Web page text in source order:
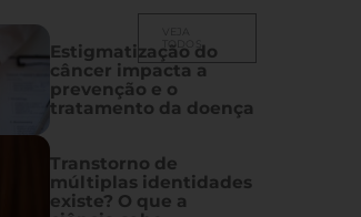
TODOS
Estigmatização do
câncer impacta a
prevenção e o
tratamento da doença
Transtorno de
múltiplas identidades
existe? O que a